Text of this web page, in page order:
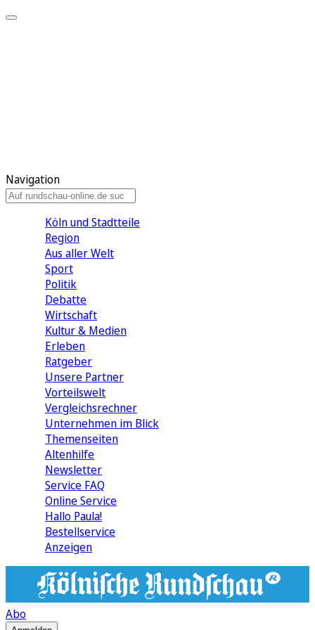
Navigation
Köln und Stadtteile
Region
Aus aller Welt
Sport
Politik
Debatte
Wirtschaft
Kultur & Medien
Erleben
Ratgeber
Unsere Partner
Vorteilswelt
Vergleichsrechner
Unternehmen im Blick
Themenseiten
Altenhilfe
Newsletter
Service FAQ
Online Service
Hallo Paula!
Bestellservice
Anzeigen
Abo